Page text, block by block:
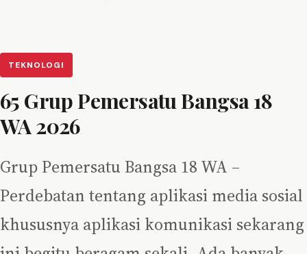
TEKNOLOGI
65 Grup Pemersatu Bangsa 18
WA 2026
Grup Pemersatu Bangsa 18 WA –
Perdebatan tentang aplikasi media sosial
khususnya aplikasi komunikasi sekarang